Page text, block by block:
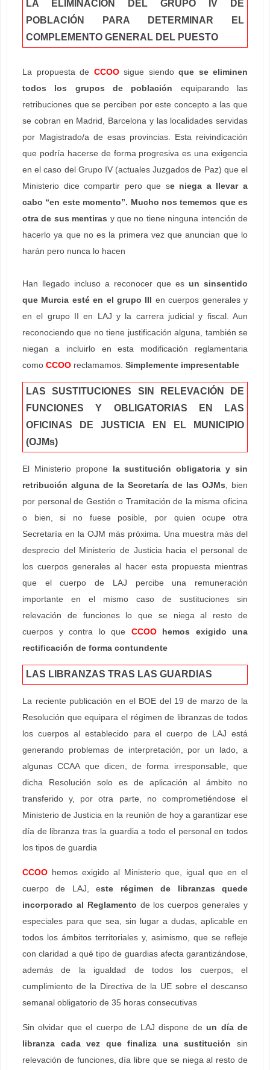
LA ELIMINACIÓN DEL GRUPO IV DE
POBLACIÓN PARA DETERMINAR EL
COMPLEMENTO GENERAL DEL PUESTO
La propuesta de CCOOsigue siendo que se eliminen
todos los grupos de población equiparando las
retribuciones que se perciben por este concepto a las que
se cobran en Madrid, Barcelona y las localidades servidas
por Magistrado/a de esas provincias. Esta reivindicación
que podría hacerse de forma progresiva es una exigencia
en el caso del Grupo IV (actuales Juzgados de Paz) que el
Ministerio dice compartir pero que se niega a llevar a
cabo “en este momento”. Mucho nos tememos que es
otra de sus mentiras y que no tiene ninguna intención de
hacerlo ya que no es la primera vez que anuncian que lo
harán pero nunca lo hacen
Han llegado incluso a reconocer que es un sinsentido
que Murcia esté en el grupo III en cuerpos generales y
en el grupo II en LAJ y la carrera judicial y fiscal. Aun
reconociendo que no tiene justificación alguna, también se
niegan a incluirlo en esta modificación reglamentaria
como CCOO reclamamos. Simplemente impresentable
LAS SUSTITUCIONES SIN RELEVACIÓN DE
FUNCIONES Y OBLIGATORIAS EN LAS
OFICINAS DE JUSTICIA EN EL MUNICIPIO
(OJMs)
El Ministerio propone la sustitución obligatoria y sin
retribución alguna de la Secretaría de las OJMs , bien
por personal de Gestión o Tramitación de la misma oficina
o bien, si no fuese posible, por quien ocupe otra
Secretaría en la OJM más próxima. Una muestra más del
desprecio del Ministerio de Justicia hacia el personal de
los cuerpos generales al hacer esta propuesta mientras
que el cuerpo de LAJ percibe una remuneración
importante en el mismo caso de sustituciones sin
relevación de funciones lo que se niega al resto de
cuerpos y contra lo que CCOOhemos exigido una
rectificación de forma contundente
LAS LIBRANZAS TRAS LAS GUARDIAS
La reciente publicación en el BOE del 19 de marzo de la
Resolución que equipara el régimen de libranzas de todos
los cuerpos al establecido para el cuerpo de LAJ está
generando problemas de interpretación, por un lado, a
algunas CCAA que dicen, de forma irresponsable, que
dicha Resolución solo es de aplicación al ámbito no
transferido y, por otra parte, no comprometiéndose el
Ministerio de Justicia en la reunión de hoy a garantizar ese
día de libranza tras la guardia a todo el personal en todos
los tipos de guardia
CCOO hemos exigido al Ministerio que, igual que en el
cuerpo de LAJ, este régimen de libranzas quede
incorporado al Reglamento de los cuerpos generales y
especiales para que sea, sin lugar a dudas, aplicable en
todos los ámbitos territoriales y, asimismo, que se refleje
con claridad a qué tipo de guardias afecta garantizándose,
además de la igualdad de todos los cuerpos, el
cumplimiento de la Directiva de la UE sobre el descanso
semanal obligatorio de 35 horas consecutivas
Sin olvidar que el cuerpo de LAJ dispone deun día de
libranza cada vez que finaliza una sustitución sin
relevación de funciones, día libre que se niega al resto de